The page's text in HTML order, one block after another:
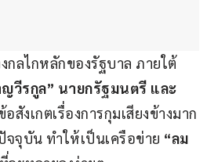
กลไกหลักของรัฐบาล ภายใต้
วีรกูล” นายกรัฐมนตรี และ
อสังเกตเรื่องการกุมเสียงข้างมาก
จุบัน ทำให้เป็นเครือข่าย “ลม